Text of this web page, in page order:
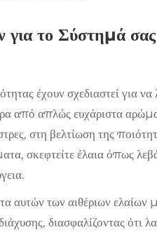
το Σύστημά σας
έχουν σχεδιαστεί για να
από απλώς ευχάριστα
στη βελτίωση της
σκεφτείτε έλαια όπως
αυτών των αιθέριων ελαίων
διασφαλίζοντας ότι